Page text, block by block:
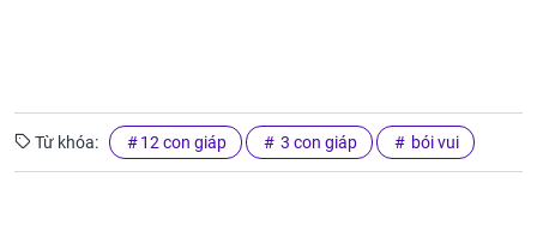
Từ khóa: 12 con giáp 3 con giáp bói vui